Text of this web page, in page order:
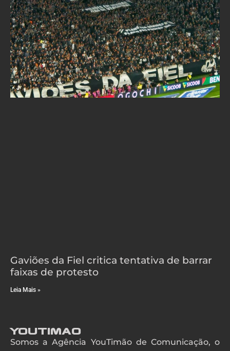
Gaviões da Fiel critica tentativa de barrar
faixas de protesto
Leia Mais »
YouTimao
Somos a Agência YouTimão de Comunicação, o